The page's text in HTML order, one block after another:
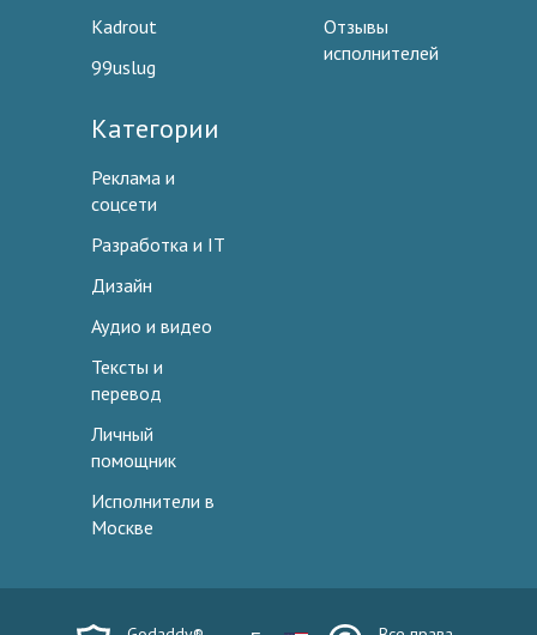
Kadrout
99uslug
Отзывы
исполнителей
Категории
Реклама и
соцсети
Разработка и IT
Дизайн
Аудио и видео
Тексты и
перевод
Личный
помощник
Исполнители в
Москве